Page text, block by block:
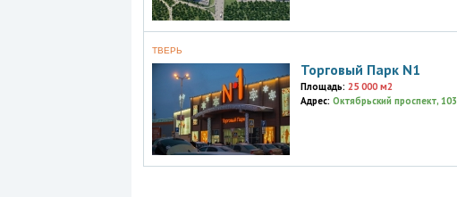
ТВЕРЬ
Торговый Парк N1
Площадь: 25 000 м2
Адрес: Октябрьский проспект, 103